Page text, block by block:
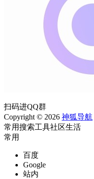
扫码进QQ群
Copyright © 2026 神狐导航
常用搜索工具社区生活
常用
百度
Google
站内